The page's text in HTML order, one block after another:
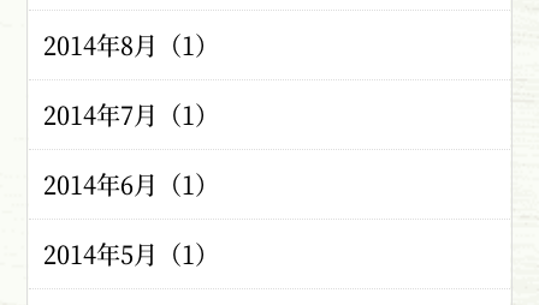
2014年8月（1）
2014年7月（1）
2014年6月（1）
2014年5月（1）